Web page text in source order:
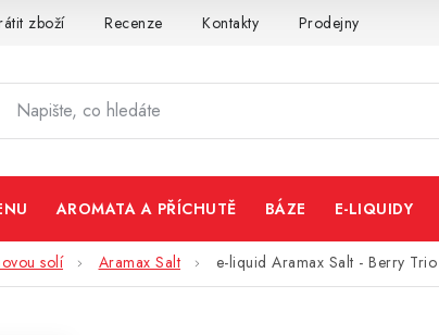
zboží Recenze Kontakty Prodejny
AROMATA A PŘÍCHUTĚ BÁZE E-LIQUIDY
solí Aramax Salt e-liquid Aramax Salt - Berry